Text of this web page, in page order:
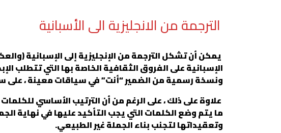
الترجمة من الانجليزية الى الأسبانية
يمكن أن تشكل الترجمة من الإنجليزية إلى الإسبانية
الإسبانية على الفروق الثقافية الخاصة بها التي تتطلب
ونسخة رسمية من الضمير “أنت” في سياقات معينة ، على
علاوة على ذلك ، على الرغم من أن الترتيب الأساسي للكلمات
ما يتم وضع الكلمات التي يجب التأكيد عليها في نهاية
وتعقيداتها لتجنب بناء الجملة غير الطبيعي.